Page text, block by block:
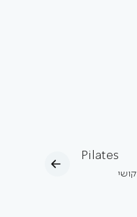
Pilates